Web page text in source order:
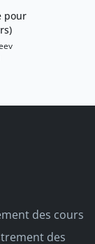
pour
des cours
des